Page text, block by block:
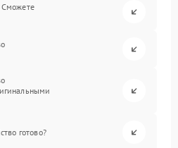
Сможете
готово?